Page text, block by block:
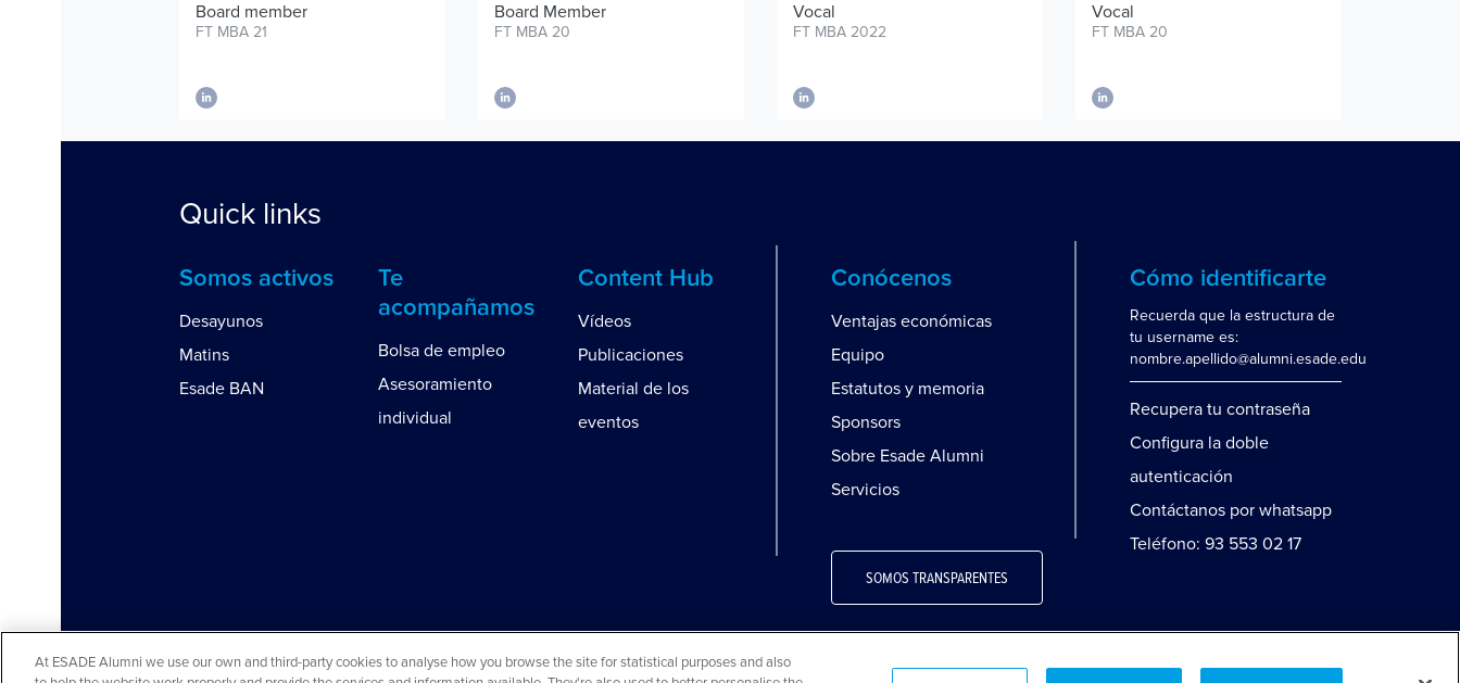
Board member
FT MBA 21
Board Member
FT MBA 20
Vocal
FT MBA 2022
Vocal
FT MBA 20
Quick links
Somos activos
Desayunos
Matins
Esade BAN
Te
acompañamos
Bolsa de empleo
Asesoramiento
individual
Content Hub
Vídeos
Publicaciones
Material de los
eventos
Conócenos
Ventajas económicas
Equipo
Estatutos y memoria
Sponsors
Sobre Esade Alumni
Servicios
SOMOS TRANSPARENTES
Cómo identificarte
Recuerda que la estructura de
tu username es:
nombre.apellido@alumni.esade.edu
Recupera tu contraseña
Configura la doble
autenticación
Contáctanos por whatsapp
Teléfono: 93 553 02 17
At ESADE Alumni we use our own and third-party cookies to analyse how you browse the site for statistical purposes and also